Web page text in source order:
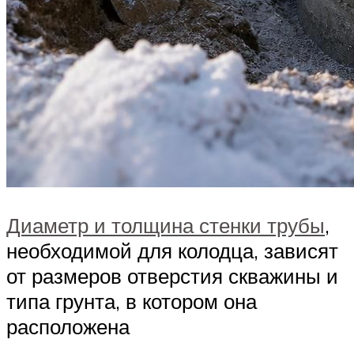
Диаметр и толщина стенки трубы,
необходимой для колодца, зависят
от размеров отверстия скважины и
типа грунта, в котором она
расположена